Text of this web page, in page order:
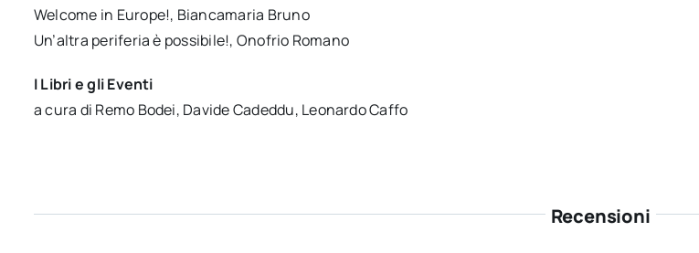
Welcome in Europe!, Biancamaria Bruno
Un’altra periferia è possibile!, Onofrio Romano
I Libri e gli Eventi
a cura di Remo Bodei, Davide Cadeddu, Leonardo Caffo
Recensioni